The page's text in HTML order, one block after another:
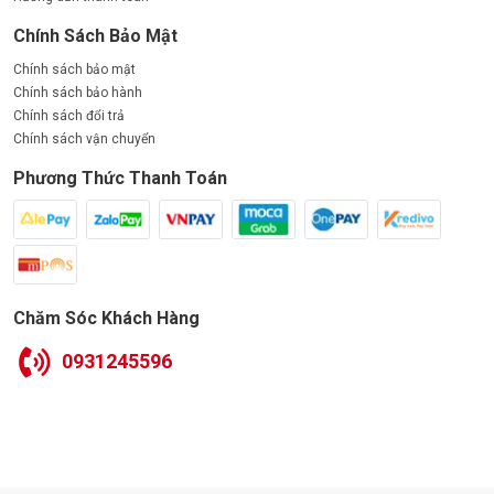
thiện điều kiện làm việc và bảo vệ môi trường.
Chính Sách Bảo Mật
Chính sách bảo mật
Chính sách bảo hành
Chính sách đổi trả
Chính sách vận chuyển
Phương Thức Thanh Toán
Chăm Sóc Khách Hàng
0931245596